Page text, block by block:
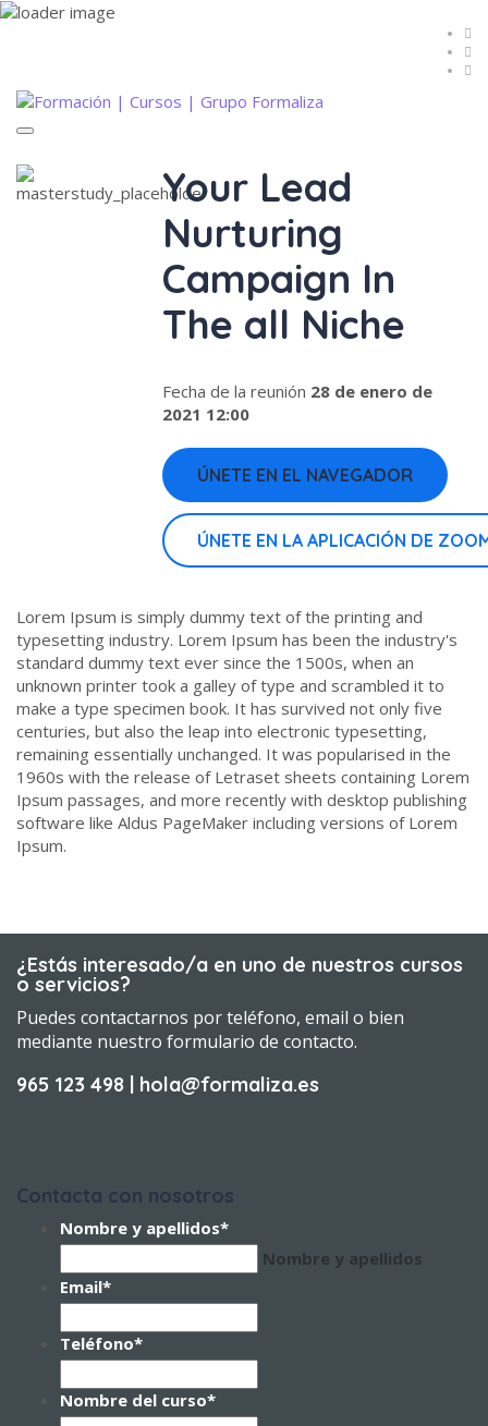
Toggle
navigation
Your Lead
Nurturing
Campaign In
The all Niche
Fecha de la reunión 28 de enero de
2021 12:00
ÚNETE EN EL NAVEGADOR
ÚNETE EN LA APLICACIÓN DE
Lorem Ipsum is simply dummy text of the printing and
typesetting industry. Lorem Ipsum has been the industry's
standard dummy text ever since the 1500s, when an
unknown printer took a galley of type and scrambled it to
make a type specimen book. It has survived not only five
centuries, but also the leap into electronic typesetting,
remaining essentially unchanged. It was popularised in the
1960s with the release of Letraset sheets containing Lorem
Ipsum passages, and more recently with desktop publishing
software like Aldus PageMaker including versions of Lorem
Ipsum.
¿Estás interesado/a en uno de nuestros cursos
o servicios?
Puedes contactarnos por teléfono, email o bien
mediante nuestro formulario de contacto.
965 123 498 | hola@formaliza.es
Contacta con nosotros
Nombre y apellidos*
Nombre y apellidos
Email*
Teléfono*
Nombre del curso*